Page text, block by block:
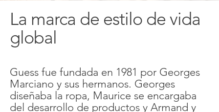
La marca de estilo de vida
global
Guess fue fundada en 1981 por Georges
Marciano y sus hermanos. Georges
diseñaba la ropa, Maurice se encargaba
del desarrollo de productos y Armand y